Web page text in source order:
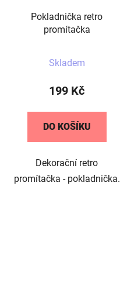
Pokladnička retro
promítačka
Skladem
199 Kč
DO KOŠÍKU
Dekorační retro
promítačka - pokladnička.